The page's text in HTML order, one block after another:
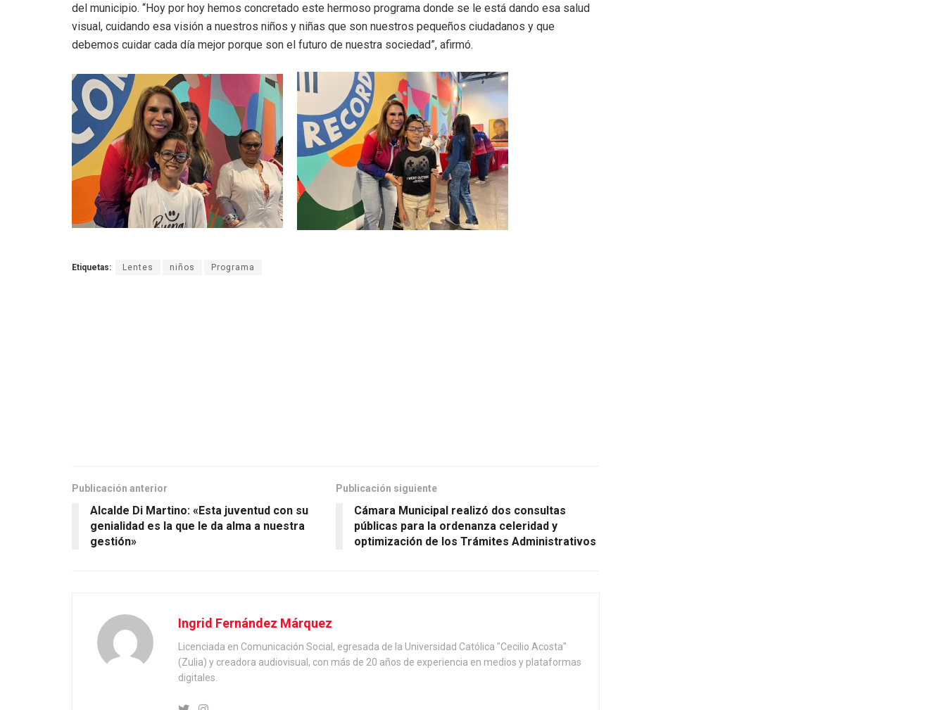
del municipio. “Hoy por hoy hemos concretado este hermoso programa donde se le está dando esa salud
visual, cuidando esa visión a nuestros niños y niñas que son nuestros pequeños ciudadanos y que
debemos cuidar cada día mejor porque son el futuro de nuestra sociedad”, afirmó.
Etiquetas: Lentes niños Programa
Publicación anterior
Alcalde Di Martino: «Esta juventud con su
genialidad es la que le da alma a nuestra
gestión»
Publicación siguiente
Cámara Municipal realizó dos consultas
públicas para la ordenanza celeridad y
optimización de los Trámites Administrativos
Ingrid Fernández Márquez
Licenciada en Comunicación Social, egresada de la Universidad Católica "Cecilio Acosta"
(Zulia) y creadora audiovisual, con más de 20 años de experiencia en medios y plataformas
digitales.